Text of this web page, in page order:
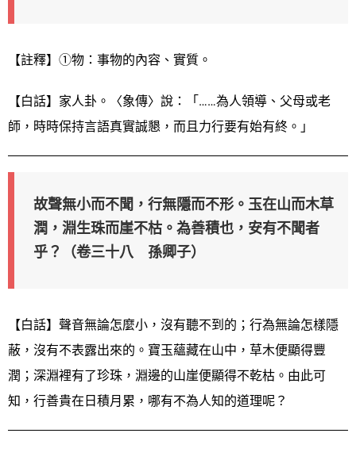
【註釋】①物：事物的內容、實質。
【白話】家人卦。〈象傳〉說：「……為人領導、父母或老
師，時時保持言語真實誠懇，而且力行要有始有終。」
故聲無小而不聞，行無隱而不形。玉在山而木草
潤，淵生珠而崖不枯。為善積也，安有不聞者
乎？（卷三十八 孫卿子）
【白話】聲音無論怎麼小，沒有聽不到的；行為無論怎樣隱
蔽，沒有不表露出來的。寶玉蘊藏在山中，草木便顯得豐
潤；深淵裡有了珍珠，淵邊的山崖便顯得不乾枯。由此可
知，行善貴在日積月累，哪有不為人知的道理呢？